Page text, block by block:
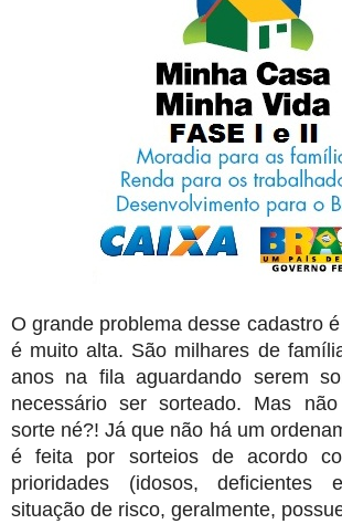
O grande problema desse cadastro
é muito alta. São milhares de
anos na fila aguardando serem
necessário ser sorteado. Mas
sorte né?! Já que não há um
é feita por sorteios de acordo
prioridades (idosos, deficientes
situação de risco, geralmente,